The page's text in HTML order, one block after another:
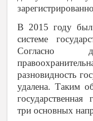
В 2015 году был
системе
Согласно
разновидность
удалена. Таким
три основных